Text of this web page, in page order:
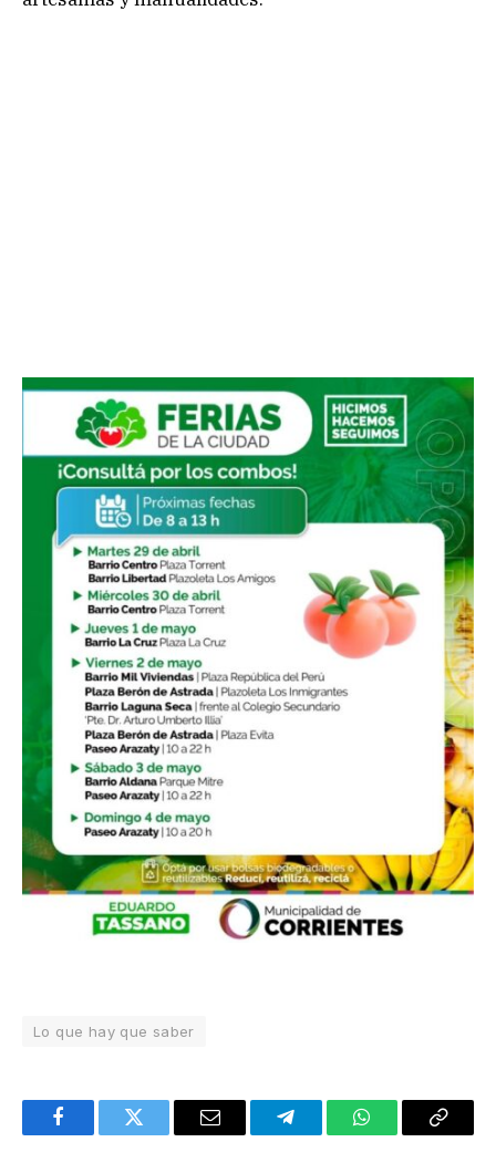
Lo que hay que saber
FacebookTwitter Email TelegramWhatsAppCopy